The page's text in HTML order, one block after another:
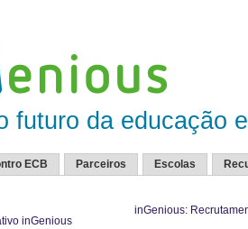
futuro da educação
ECB Parceiros Escolas
inGenious
inGenious: